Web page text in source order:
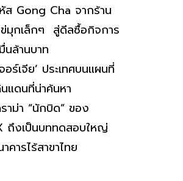
ส Gong Cha จากร้าน
ข่มุกเล็กๆ สู่ดีลซื้อกิจการ
นล้านบาท
อร์เจีย’ ประเทศบนแผนที่
แดนที่น่าค้นหา
าม่า “นักบิด” ของ
ถึงเป็นบททดสอบใหญ่
คารไร้สาขาไทย